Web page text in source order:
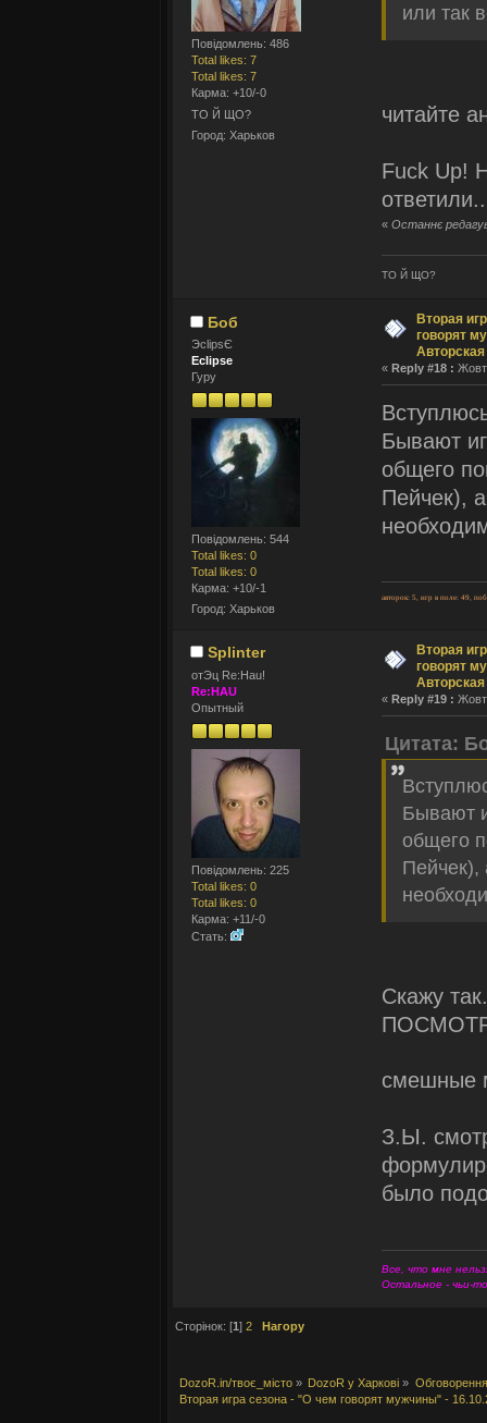
Повідомлень: 486
Total likes: 7
Total likes: 7
Карма: +10/-0
ТО Й ЩО?
Город: Харьков
или так
читайте
Fuck Up!
« Останнє
ТО Й ЩО?
Боб
ЭclipsЄ
Eclipse
Гуру
Повідомлень: 544
Total likes: 0
Total likes: 0
Карма: +10/-1
Город: Харьков
Вторая
говорят
« Reply #18 :
Бывают
общего
Пейчек),
авторок: 5, игр в поле: 49,
Splinter
отЭц Re:Hau!
Re:HAU
Опытный
Повідомлень: 225
Total likes: 0
Total likes: 0
Карма: +11/-0
Стать:
Вторая
говорят
« Reply #19 :
Цитата:
Бывают
общего
Пейчек),
Скажу
смешные
З.Ы.
было
Все, что мне
Остальное - чьи-
Сторінок: [1]2 Нагору
DozoR.in/твоє_місто » DozoR у Харкові »
Вторая игра сезона - "О чем говорят мужчины" -